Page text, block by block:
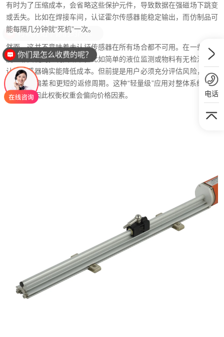
有时为了压缩成本，会省略这些保护元件，导致数据在强磁场下跳变
或丢失。比如在焊接车间，认证霍尔传感器能稳定输出，而仿制品可
能每隔几分钟就“死机”一次。
然而，这并不意味着未认证传感器在所有场合都不可用。在一些低精
度、非关键的控制回路中，比如简单的液位监测或物料有无检测，未
认证传感器确实能降低成本。但前提是用户必须充分评估风险，并接
受其测量偏差和更短的返修周期。这种“轻量级”应用对整体系统的影
响有限，因此权衡权重会偏向价格因素。
电话
你们是怎么收费的呢？